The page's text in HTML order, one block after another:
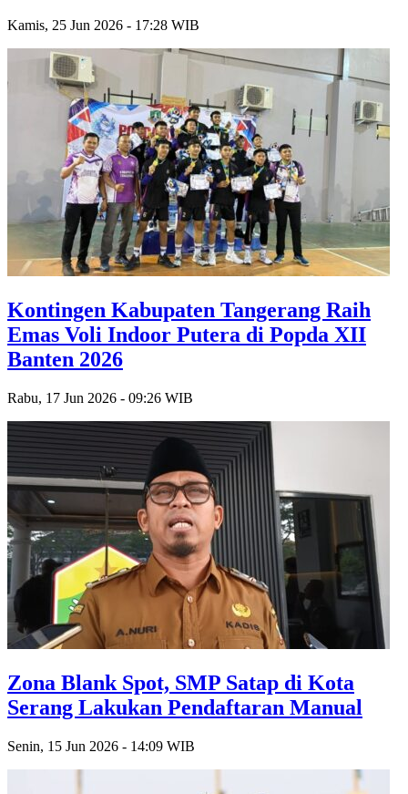
Kamis, 25 Jun 2026 - 17:28 WIB
Kontingen Kabupaten Tangerang Raih
Emas Voli Indoor Putera di Popda XII
Banten 2026
Rabu, 17 Jun 2026 - 09:26 WIB
Zona Blank Spot, SMP Satap di Kota
Serang Lakukan Pendaftaran Manual
Senin, 15 Jun 2026 - 14:09 WIB